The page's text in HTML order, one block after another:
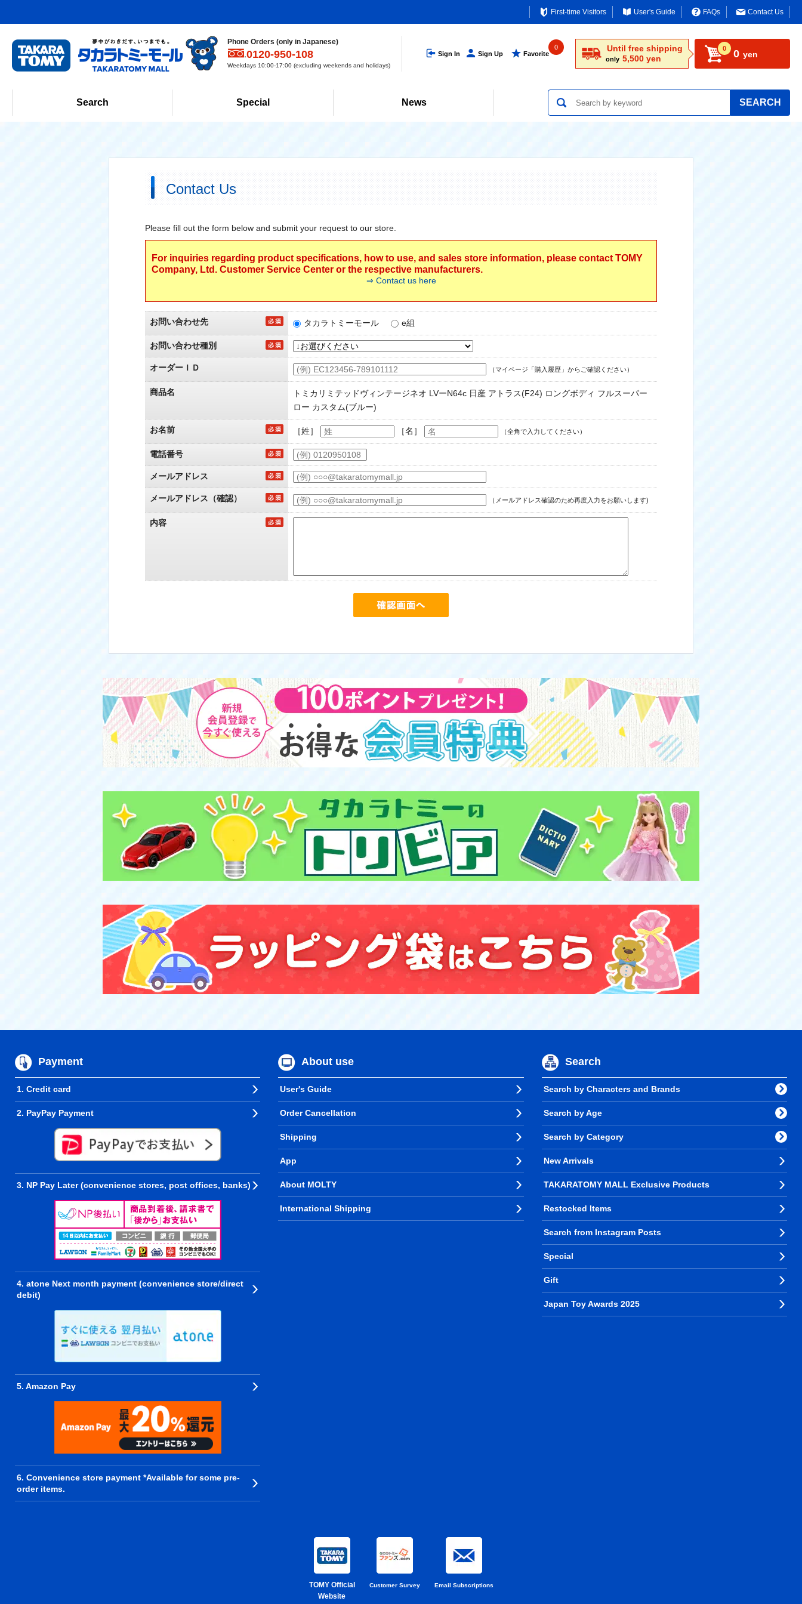
First-time Visitors User's Guide FAQs Contact Us
Phone Orders (only in Japanese)
0120-950-108
Weekdays 10:00-17:00 (excluding weekends and holidays)
Sign In Sign Up Favorite
0 Until free shipping
only 5,500 yen
0 0 yen
Search Special News SEARCH
Contact Us
Please fill out the form below and submit your request to our store.
For inquiries regarding product specifications, how to use, and sales store information, please contact TOMY
Company, Ltd. Customer Service Center or the respective manufacturers.
⇒ Contact us here
お問い合わせ先 タカラトミーモール e組
お問い合わせ種別
オーダーＩＤ （マイページ「購入履歴」からご確認ください）
商品名
トミカリミテッドヴィンテージネオ LVーN64c 日産 アトラス(F24) ロングボディ フルスーパー
ロー カスタム(ブルー)
お名前 ［姓］ ［名］ （全角で入力してください）
電話番号
メールアドレス
メールアドレス（確認） （メールアドレス確認のため再度入力をお願いします)
内容
Payment
1. Credit card
2. PayPay Payment
3. NP Pay Later (convenience stores, post offices, banks)
4. atone Next month payment (convenience store/direct
debit)
5. Amazon Pay
6. Convenience store payment *Available for some pre-
order items.
About use
User's Guide
Order Cancellation
Shipping
App
About MOLTY
International Shipping
Search
Search by Characters and Brands
Search by Age
Search by Category
New Arrivals
TAKARATOMY MALL Exclusive Products
Restocked Items
Search from Instagram Posts
Special
Gift
Japan Toy Awards 2025
TOMY Official
Website
Customer Survey Email Subscriptions